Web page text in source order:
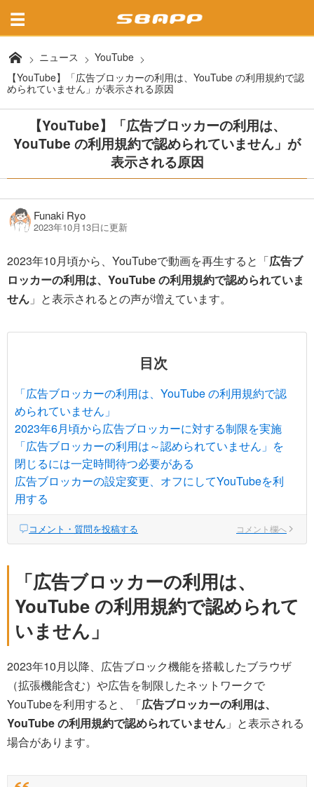
ニュース
YouTube
【YouTube】「広告ブロッカーの利用は、YouTube の利用規約で認
められていません」が表示される原因
【YouTube】「広告ブロッカーの利用は、
YouTube の利用規約で認められていません」が
表示される原因
Funaki Ryo
2023年10月13日に更新
2023年10月頃から、YouTubeで動画を再生すると「広告ブ
ロッカーの利用は、YouTube の利用規約で認められていま
せん 」と表示されるとの声が増えています。
目次
「広告ブロッカーの利用は、YouTube の利用規約で認
められていません」
2023年6月頃から広告ブロッカーに対する制限を実施
「広告ブロッカーの利用は～認められていません」を
閉じるには一定時間待つ必要がある
広告ブロッカーの設定変更、オフにしてYouTubeを利
用する
コメント・質問を投稿する コメント欄へ
「広告ブロッカーの利用は、
YouTube の利用規約で認められて
いません」
2023年10月以降、広告ブロック機能を搭載したブラウザ
（拡張機能含む）や広告を制限したネットワークで
YouTubeを利用すると、「広告ブロッカーの利用は、
YouTube の利用規約で認められていません 」と表示される
場合があります。